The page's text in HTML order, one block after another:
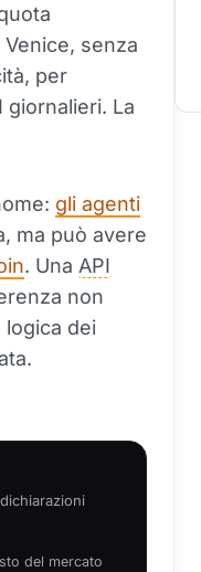
senza
per
La
gli agenti
ma può avere
. Una API
non
logica dei
del mercato